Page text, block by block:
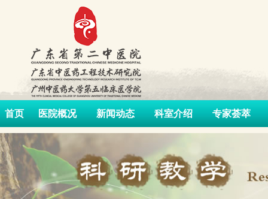
首页 医院概况 新闻动态 科室介绍 专家荟萃